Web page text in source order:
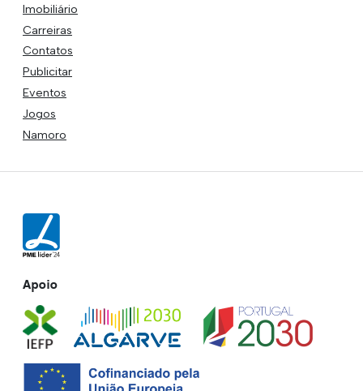
Imobiliário
Carreiras
Contatos
Publicitar
Eventos
Jogos
Namoro
Apoio